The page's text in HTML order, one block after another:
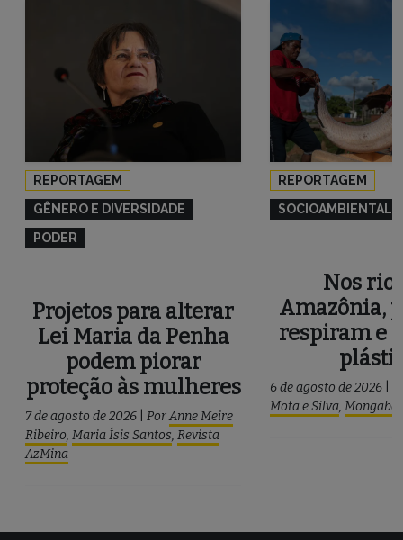
REPORTAGEM
GÊNERO E DIVERSIDADE
PODER
Projetos para alterar
Lei Maria da Penha
podem piorar
proteção às mulheres
7 de agosto de 2026 PorAnne Meire
Ribeiro, Maria Ísis Santos, Revista
AzMina
REPORTAGEM
SOCIOAMBIENTAL
Nos
Amazônia,
respiram e
6 de agosto de 2026
Mota e Silva,